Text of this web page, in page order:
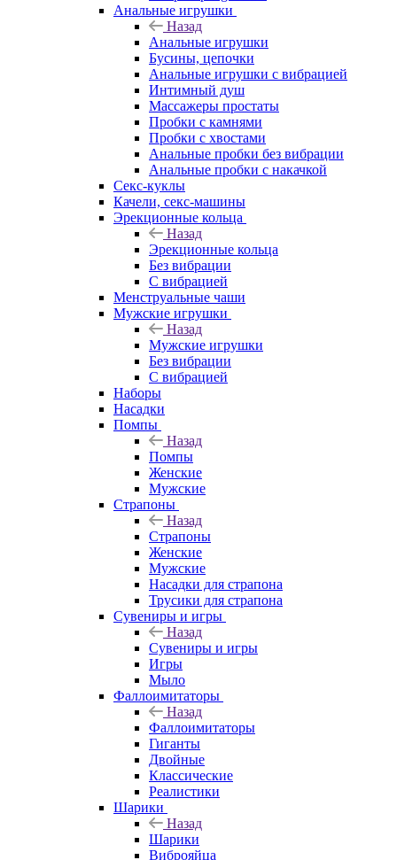
Анальные игрушки
Назад
Анальные игрушки
Бусины, цепочки
Анальные игрушки с вибрацией
Интимный душ
Массажеры простаты
Пробки с камнями
Пробки с хвостами
Анальные пробки без вибрации
Анальные пробки с накачкой
Секс-куклы
Качели, секс-машины
Эрекционные кольца
Назад
Эрекционные кольца
Без вибрации
С вибрацией
Менструальные чаши
Мужские игрушки
Назад
Мужские игрушки
Без вибрации
С вибрацией
Наборы
Насадки
Помпы
Назад
Помпы
Женские
Мужские
Страпоны
Назад
Страпоны
Женские
Мужские
Насадки для страпона
Трусики для страпона
Сувениры и игры
Назад
Сувениры и игры
Игры
Мыло
Фаллоимитаторы
Назад
Фаллоимитаторы
Гиганты
Двойные
Классические
Реалистики
Шарики
Назад
Шарики
Виброяйца